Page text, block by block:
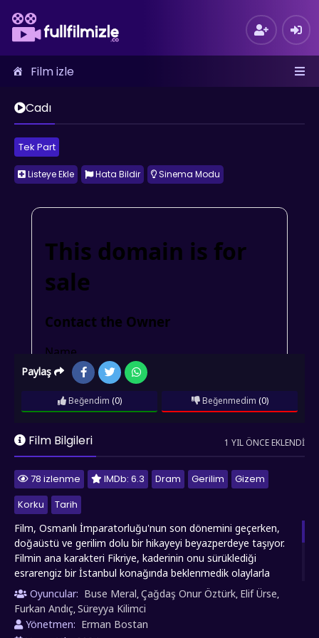
Film izle
Cadı
Tek Part
Listeye Ekle Hata Bildir Sinema Modu
Paylaş
Beğendim (0) Beğenmedim (0)
Film Bilgileri 1 YIL ÖNCE EKLENDI
78 izlenme IMDb: 6.3 Dram Gerilim
Gizem
Korku
Tarih
Film, Osmanlı İmparatorluğu'nun son dönemini geçerken,
doğaüstü ve gerilim dolu bir hikayeyi beyazperdeye taşıyor.
Filmin ana karakteri Fikriye, kaderinin onu sürüklediği
esrarengiz bir İstanbul konağında beklenmedik olaylarla
karşılaşır. Genç kadın, gelin olarak adım atarak bu değiştirmek
yerine konakta, nesillerdir dilden dile dolaşan cadı
efsaneleriyle yüzleşmek zorunda kalıyor. Konağın gizemli
sahibi Naşit Nefi Efendi ile tanışması, onu geçmişin karanlık
Oyuncular: Buse Meral,Çağdaş Onur Öztürk, Elif Ürse,
Furkan Andıç,Süreyya Kilimci
Yönetmen: Erman Bostan